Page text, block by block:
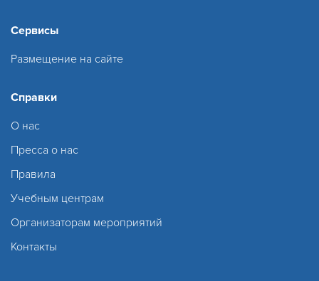
Сервисы
Размещение на сайте
Справки
О нас
Пресса о нас
Правила
Учебным центрам
Организаторам мероприятий
Контакты